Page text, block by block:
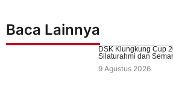
Baca Lainnya
DSK Klungkung Cup
Silaturahmi dan
9 Agustus 2026